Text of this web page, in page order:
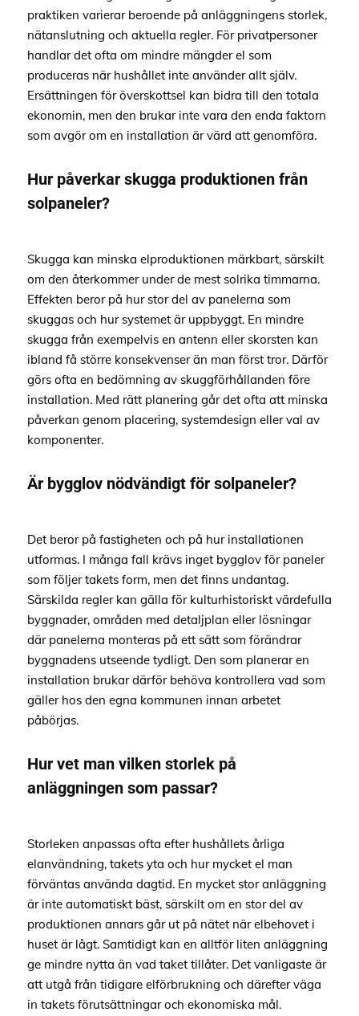
praktiken varierar beroende på anläggningens storlek,
nätanslutning och aktuella regler. För privatpersoner
handlar det ofta om mindre mängder el som
produceras när hushållet inte använder allt själv.
Ersättningen för överskottsel kan bidra till den totala
ekonomin, men den brukar inte vara den enda faktorn
som avgör om en installation är värd att genomföra.
Hur påverkar skugga produktionen från
solpaneler?
Skugga kan minska elproduktionen märkbart, särskilt
om den återkommer under de mest solrika timmarna.
Effekten beror på hur stor del av panelerna som
skuggas och hur systemet är uppbyggt. En mindre
skugga från exempelvis en antenn eller skorsten kan
ibland få större konsekvenser än man först tror. Därför
görs ofta en bedömning av skuggförhållanden före
installation. Med rätt planering går det ofta att minska
påverkan genom placering, systemdesign eller val av
komponenter.
Är bygglov nödvändigt för solpaneler?
Det beror på fastigheten och på hur installationen
utformas. I många fall krävs inget bygglov för paneler
som följer takets form, men det finns undantag.
Särskilda regler kan gälla för kulturhistoriskt värdefulla
byggnader, områden med detaljplan eller lösningar
där panelerna monteras på ett sätt som förändrar
byggnadens utseende tydligt. Den som planerar en
installation brukar därför behöva kontrollera vad som
gäller hos den egna kommunen innan arbetet
påbörjas.
Hur vet man vilken storlek på
anläggningen som passar?
Storleken anpassas ofta efter hushållets årliga
elanvändning, takets yta och hur mycket el man
förväntas använda dagtid. En mycket stor anläggning
är inte automatiskt bäst, särskilt om en stor del av
produktionen annars går ut på nätet när elbehovet i
huset är lågt. Samtidigt kan en alltför liten anläggning
ge mindre nytta än vad taket tillåter. Det vanligaste är
att utgå från tidigare elförbrukning och därefter väga
in takets förutsättningar och ekonomiska mål.